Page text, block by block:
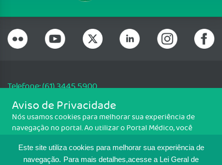
Este site utiliza cookies para melhorar sua experiência de
navegação. Para mais detalhes,acesse a Lei Geral de
Telefone: (61) 3445 5900
Email: cfm@portalmedico.org.br
SGAS 616, Conjunto D, Lote 115, L2 Sul, Brasília/DF - CEP: 70200-760 -
CNPJ: 33.583.550/0001-30
Aviso de Privacidade
Nós usamos cookies para melhorar sua experiência de
navegação no portal. Ao utilizar o Portal Médico, você
Para ter mais informações sobre como isso é feito, acesse
Política de cookies. Se você concorda, clique em ACEITO.